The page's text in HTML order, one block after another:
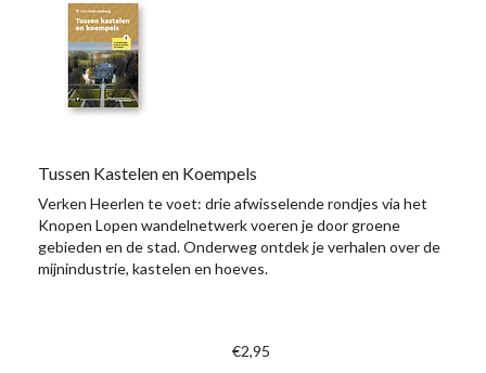
Tussen Kastelen en Koempels
Verken Heerlen te voet: drie afwisselende rondjes via het
Knopen Lopen wandelnetwerk voeren je door groene
gebieden en de stad. Onderweg ontdek je verhalen over de
mijnindustrie, kastelen en hoeves.
€2,95